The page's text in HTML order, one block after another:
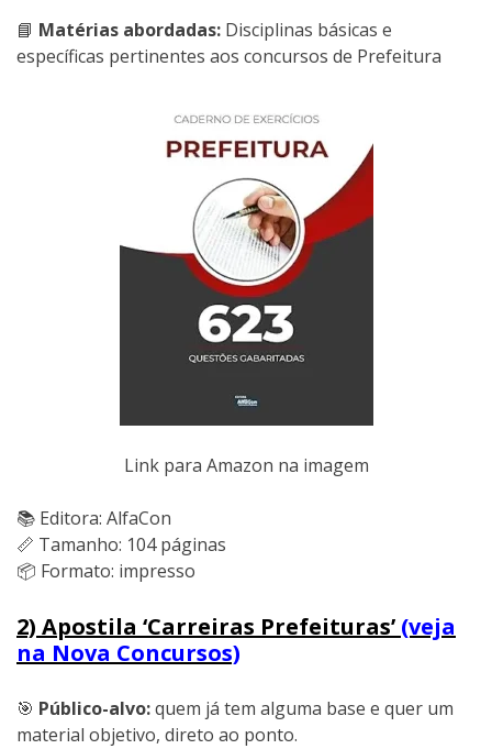
📘 Matérias abordadas: Disciplinas básicas e
específicas pertinentes aos concursos de Prefeitura
Link para Amazon na imagem
📚 Editora: AlfaCon
📏 Tamanho: 104 páginas
📦 Formato: impresso
2) Apostila ‘Carreiras Prefeituras’ (veja
na Nova Concursos)
🎯 Público-alvo:quem já tem alguma base e quer um
material objetivo, direto ao ponto.